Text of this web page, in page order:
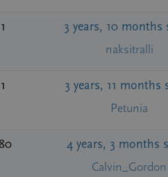
1 3 years, 10 months
naksitralli
1 3 years, 11 months
Petunia
4 years, 3 months
Calvin_Gordon